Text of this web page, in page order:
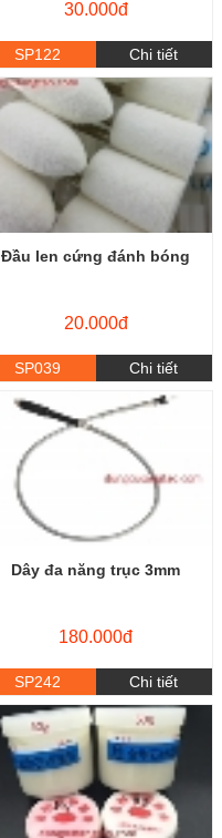
30.000đ
SP122 Chi tiết
Đầu len cứng đánh bóng
20.000đ
SP039 Chi tiết
Dây đa năng trục 3mm
180.000đ
SP242 Chi tiết